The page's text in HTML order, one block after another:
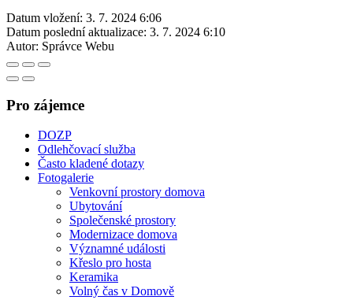
Datum vložení: 3. 7. 2024 6:06
Datum poslední aktualizace: 3. 7. 2024 6:10
Autor: Správce Webu
Pro zájemce
DOZP
Odlehčovací služba
Často kladené dotazy
Fotogalerie
Venkovní prostory domova
Ubytování
Společenské prostory
Modernizace domova
Významné události
Křeslo pro hosta
Keramika
Volný čas v Domově